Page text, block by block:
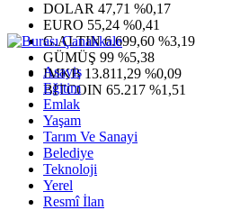
DOLAR 47,71 %0,17
EURO 55,24 %0,41
G.ALTIN6.699,60 %3,19
GÜMÜŞ 99 %5,38
IMKB 13.811,29 %0,09
BITCOIN 65.217 %1,51
Asayiş
Eğitim
Emlak
Yaşam
Tarım Ve Sanayi
Belediye
Teknoloji
Yerel
Resmî İlan